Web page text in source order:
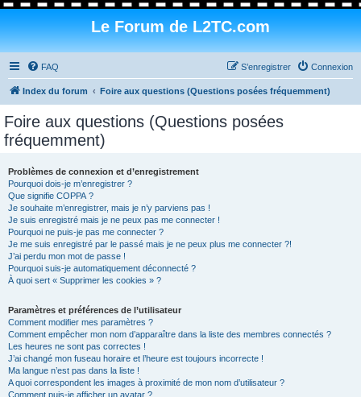
Le Forum de L2TC.com
FAQ Connexion
S’enregistrer
Index du forum Foire aux questions (Questions posées fréquemment)
Foire aux questions (Questions posées
fréquemment)
Problèmes de connexion et d’enregistrement
Pourquoi dois-je m’enregistrer ?
Que signifie COPPA ?
Je souhaite m’enregistrer, mais je n’y parviens pas !
Je suis enregistré mais je ne peux pas me connecter !
Pourquoi ne puis-je pas me connecter ?
Je me suis enregistré par le passé mais je ne peux plus me connecter ?!
J’ai perdu mon mot de passe !
Pourquoi suis-je automatiquement déconnecté ?
À quoi sert « Supprimer les cookies » ?
Paramètres et préférences de l’utilisateur
Comment modifier mes paramètres ?
Comment empêcher mon nom d’apparaître dans la liste des membres connectés ?
Les heures ne sont pas correctes !
J’ai changé mon fuseau horaire et l’heure est toujours incorrecte !
Ma langue n’est pas dans la liste !
A quoi correspondent les images à proximité de mon nom d’utilisateur ?
Comment puis-je afficher un avatar ?